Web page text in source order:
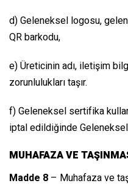
d) Geleneksel logosu,
QR barkodu,
e) Üreticinin adı, iletişim
zorunlulukları taşır.
f) Geleneksel sertifika
iptal edildiğinde
MUHAFAZA VE
Madde 8 – Muhafaza ve